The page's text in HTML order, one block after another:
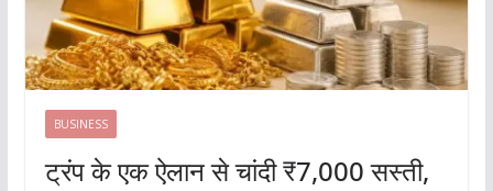
BUSINESS
ट्रंप के एक ऐलान से चांदी ₹7,000 सस्ती,